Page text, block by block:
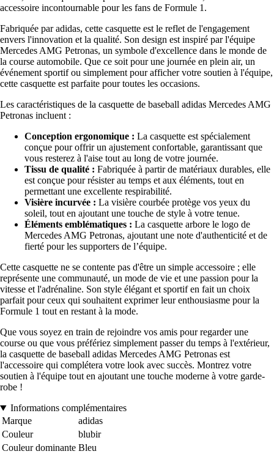
accessoire incontournable pour les fans de Formule 1.
Fabriquée par adidas, cette casquette est le reflet de l'engagement
envers l'innovation et la qualité. Son design est inspiré par l'équipe
Mercedes AMG Petronas, un symbole d'excellence dans le monde de
la course automobile. Que ce soit pour une journée en plein air, un
événement sportif ou simplement pour afficher votre soutien à l'équipe,
cette casquette est parfaite pour toutes les occasions.
Les caractéristiques de la casquette de baseball adidas Mercedes AMG
Petronas incluent :
Conception ergonomique : La casquette est spécialement
conçue pour offrir un ajustement confortable, garantissant que
vous resterez à l'aise tout au long de votre journée.
Tissu de qualité : Fabriquée à partir de matériaux durables, elle
est conçue pour résister au temps et aux éléments, tout en
permettant une excellente respirabilité.
Visière incurvée : La visière courbée protège vos yeux du
soleil, tout en ajoutant une touche de style à votre tenue.
Éléments emblématiques : La casquette arbore le logo de
Mercedes AMG Petronas, ajoutant une note d'authenticité et de
fierté pour les supporters de l’équipe.
Cette casquette ne se contente pas d'être un simple accessoire ; elle
représente une communauté, un mode de vie et une passion pour la
vitesse et l'adrénaline. Son style élégant et sportif en fait un choix
parfait pour ceux qui souhaitent exprimer leur enthousiasme pour la
Formule 1 tout en restant à la mode.
Que vous soyez en train de rejoindre vos amis pour regarder une
course ou que vous préfériez simplement passer du temps à l'extérieur,
la casquette de baseball adidas Mercedes AMG Petronas est
l'accessoire qui complétera votre look avec succès. Montrez votre
soutien à l'équipe tout en ajoutant une touche moderne à votre garde-
robe !
Informations complémentaires
Marque
adidas
Couleur
blubir
Couleur dominante Bleu